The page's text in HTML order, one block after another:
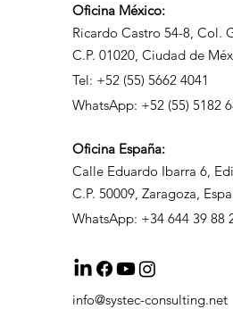
una
Oficina México:
Ricardo Castro 54-8, Col.
C.P. 01020, Ciudad de
Tel: +52 (55) 5662 4041
WhatsApp: +52 (55) 5182
Oficina España:
Calle Eduardo Ibarra 6,
C.P. 50009, Zaragoza,
WhatsApp: +34 644 39 88
info@systec-consulting.net